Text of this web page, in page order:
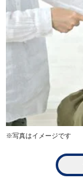
※写真はイメージです